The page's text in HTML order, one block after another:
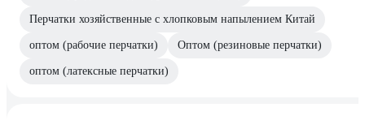
Перчатки хозяйственные с хлопковым напылением Китай
оптом (рабочие перчатки) Оптом (резиновые перчатки)
оптом (латексные перчатки)